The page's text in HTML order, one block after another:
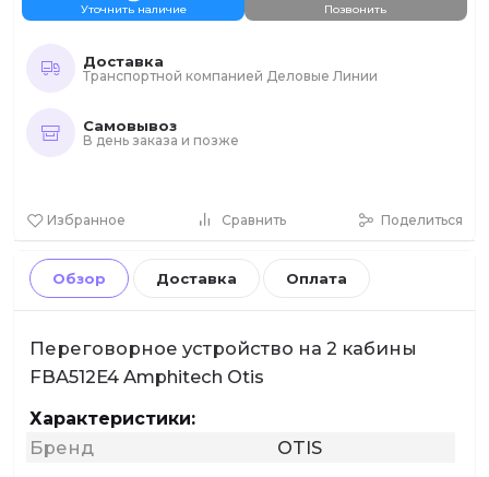
Избранное Сравнить Поделиться
Уточнить наличие Позвонить
Доставка
Транспортной компанией Деловые Линии
Самовывоз
В день заказа и позже
Обзор Доставка Оплата
Переговорное устройство на 2 кабины
FBA512E4 Amphitech Otis
Характеристики:
Бренд OTIS